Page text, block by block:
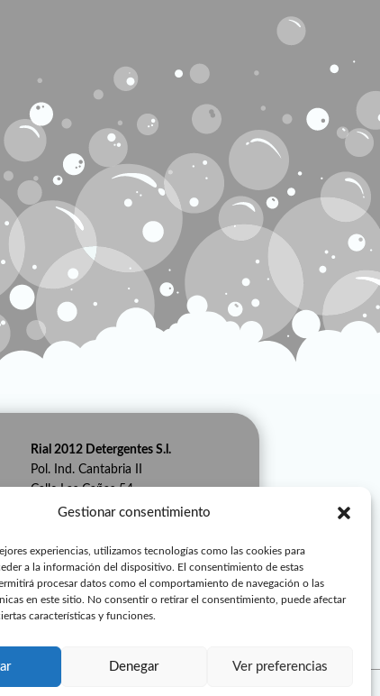
Gestionar consentimiento
experiencias, utilizamos tecnologías como las cookies para
a la información del dispositivo. El consentimiento de estas
procesar datos como el comportamiento de navegación o las
en este sitio. No consentir o retirar el consentimiento, puede afectar
características y funciones.
Denegar Ver preferencias
Rial 2012 Detergentes S.l.
Pol. Ind. Cantabria II
Calle Las Cañas 54
26009 Logroño (La Rioja)
Whatsapp: 621 231 187
info@rialdetergentes.com
Procenex es una marca registrada
de Rial 2012 Detergentes, S.L.